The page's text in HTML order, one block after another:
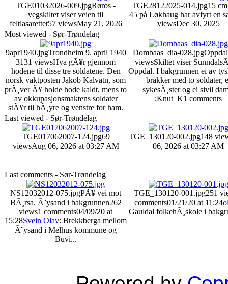
TGE01032026-009.jpgRøros -
vegskiltet viser veien til
feltlasarettet57 viewsMay 21, 2026
TGE28122025-014.jpg15
45 på Løkhaug har avfyrt en
viewsDec 30, 2025
Most viewed - Sør-Trøndelag
9apr1940.jpgTrondheim 9. april 1940
3131 viewsHva gÃ¥r gjennom
hodene til disse tre soldatene. Den
norsk vaktposten Jakob Kalvatn, som
prÃ¸ver Ã¥ holde hode kaldt, mens to
av okkupasjonsmaktens soldater
stÃ¥r til hÃ¸yre og venstre for ham.
Dombaas_dia-028.jpgOppdal
viewsSkiltet viser
Oppdal. I bakgrunnen ei av
brakker med to soldater,
sykesÃ¸ster og ei sivil
;Knut_K1 comments
Last viewed - Sør-Trøndelag
TGE017062007-124.jpg69
viewsAug 06, 2026 at 03:27 AM
TGE_130120-002.jpg148
06, 2026 at 03:27 AM
Last comments - Sør-Trøndelag
NS12032012-075.jpgPÃ¥ vei mot
BÃ¸rsa. Ã˜ysand i bakgrunnen262
views1 comments04/09/20 at
15:28Svein Olav: Brekkberga mellom
Ã˜ysand i Melhus kommune og
Buvi...
TGE_130120-001.jpg251
comments01/21/20 at 11:24
Gauldal folkehÃ¸skole i